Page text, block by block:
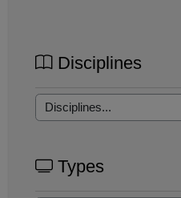
Disciplines
Types